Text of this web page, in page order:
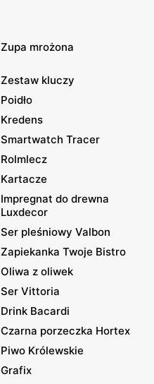
Zupa mrożona
Zestaw kluczy
Poidło
Kredens
Smartwatch Tracer
Rolmlecz
Kartacze
Impregnat do drewna
Luxdecor
Ser pleśniowy Valbon
Zapiekanka Twoje Bistro
Oliwa z oliwek
Ser Vittoria
Drink Bacardi
Czarna porzeczka Hortex
Piwo Królewskie
Grafix